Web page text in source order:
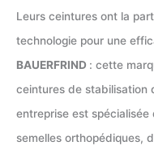
Leurs ceintures ont la
technologie pour une
BAUERFRIND : cette
ceintures de stabilisation
entreprise est
semelles orthopédiques,